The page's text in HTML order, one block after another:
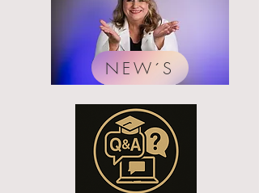
NEW´S